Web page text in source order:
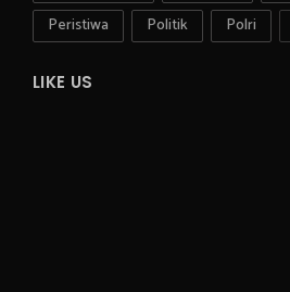
Peristiwa
Politik Polri
LIKE US